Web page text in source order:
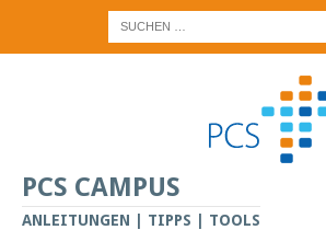
PCS CAMPUS
ANLEITUNGEN | TIPPS | TOOLS